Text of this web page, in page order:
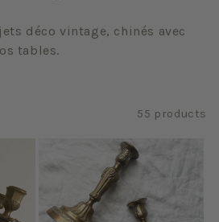
déco vintage, chinés avec
tables.
55 products